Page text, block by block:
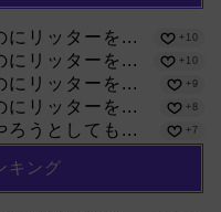
にリッターを... +10
にリッターを... +10
にリッターを... +9
にリッターを... +8
ろうとしても... +7
キング